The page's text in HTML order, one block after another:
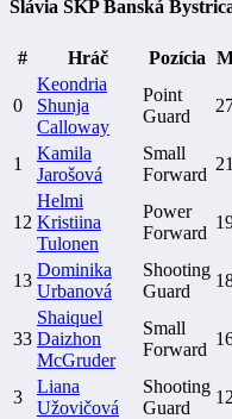
Slávia ŠKP Banská
# Hráč Pozícia
0
Keondria
Shunja
Calloway
Point
Guard
1
Kamila
Jarošová
Small
Forward
12
Helmi
Kristiina
Tulonen
Power
Forward
13
Dominika
Urbanová
Shooting
Guard
33
Shaiquel
Daizhon
McGruder
Small
Forward
3
Liana
Užovičová
Shooting
Guard